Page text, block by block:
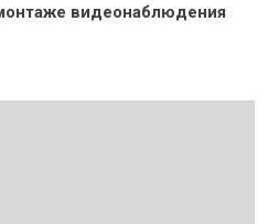
видеонаблюдения